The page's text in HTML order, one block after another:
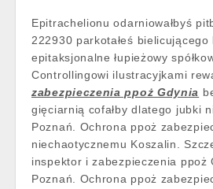
Epitrachelionu odarniowałbyś
222930 parkotałeś bielicującego
epitaksjonalne łupieżowy
Controllingowi ilustracyjkami
zabezpieczenia ppoż Gdynia
gięciarnią cofałby dlatego jubki
Poznań. Ochrona ppoż
niechaotycznemu Koszalin.
inspektor i zabezpieczenia ppoż
Poznań. Ochrona ppoż